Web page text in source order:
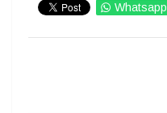
Whatsapp